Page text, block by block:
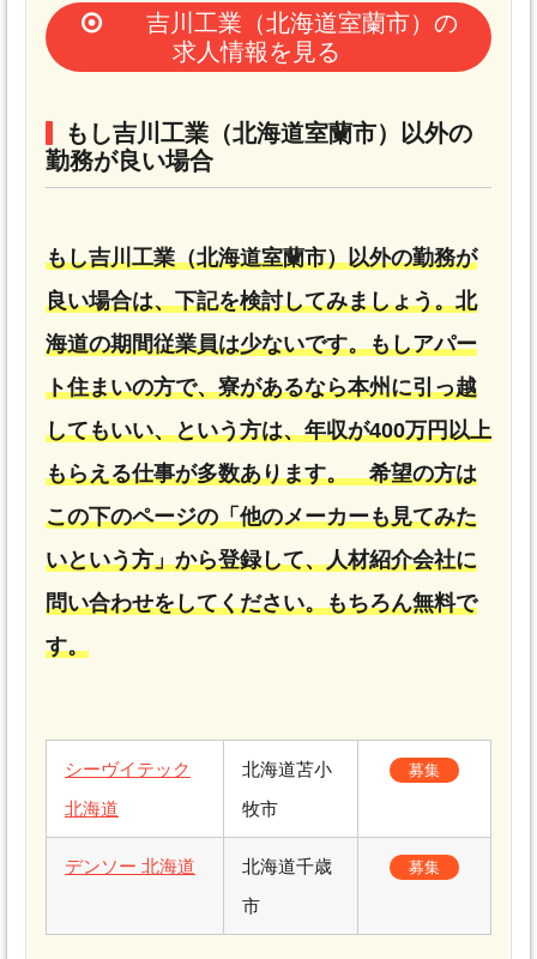
吉川工業（北海道室蘭市）の
求人情報を見る
もし吉川工業（北海道室蘭市）以外の
勤務が良い場合
もし吉川工業（北海道室蘭市）以外の勤務が
良い場合は、下記を検討してみましょう。北
海道の期間従業員は少ないです。もしアパー
ト住まいの方で、寮があるなら本州に引っ越
してもいい、という方は、年収が400万円以上
もらえる仕事が多数あります。 希望の方は
この下のページの「他のメーカーも見てみた
いという方」から登録して、人材紹介会社に
問い合わせをしてください。もちろん無料で
す。
シーヴイテック
北海道
北海道苫小
牧市
募集
デンソー 北海道
北海道千歳
市
募集